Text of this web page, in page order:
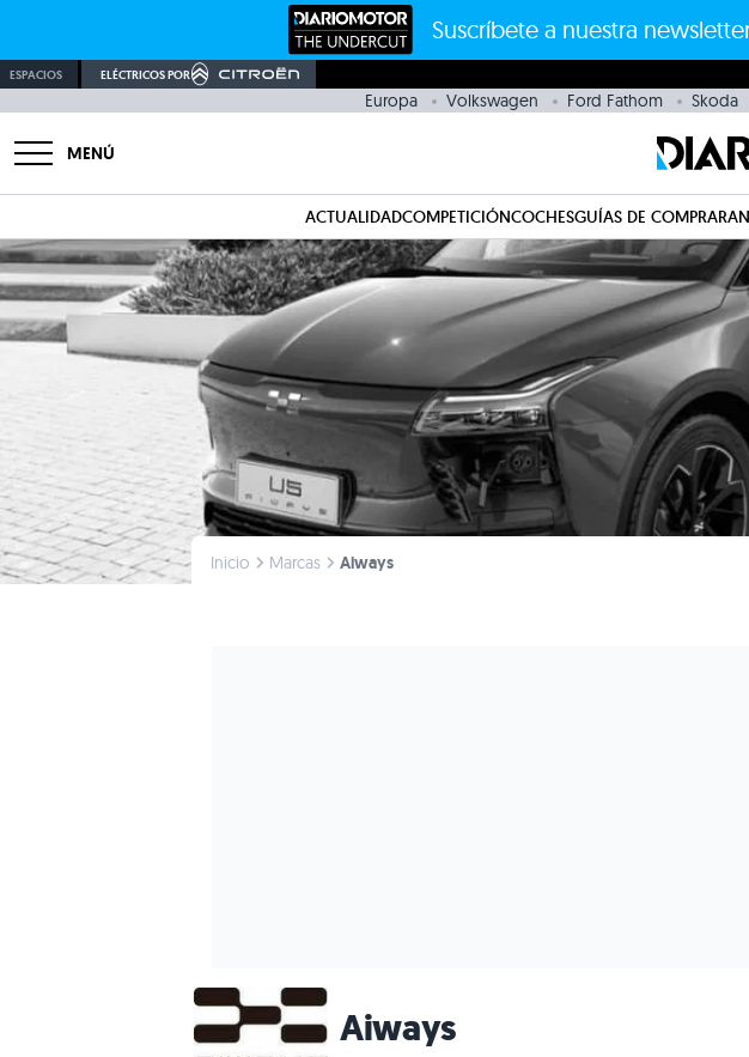
Suscríbete a nuestra
ESPACIOS ELÉCTRICOS POR
Europa Volkswagen Ford Fathom Skoda
MENÚ
ACTUALIDADCOMPETICIÓNCOCHESGUÍAS DE COMPRA
Inicio Marcas Aiways
Aiways